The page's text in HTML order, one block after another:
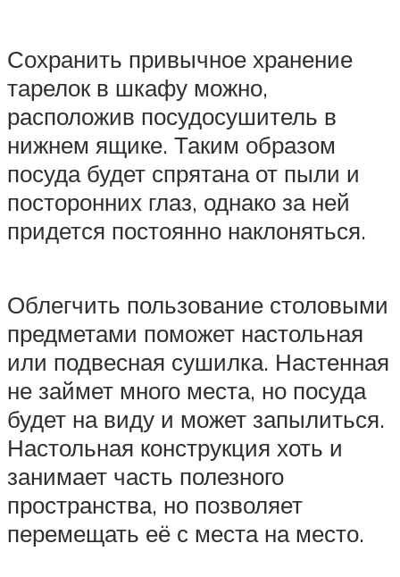
Сохранить привычное хранение
тарелок в шкафу можно,
расположив посудосушитель в
нижнем ящике. Таким образом
посуда будет спрятана от пыли и
посторонних глаз, однако за ней
придется постоянно наклоняться.
Облегчить пользование столовыми
предметами поможет настольная
или подвесная сушилка. Настенная
не займет много места, но посуда
будет на виду и может запылиться.
Настольная конструкция хоть и
занимает часть полезного
пространства, но позволяет
перемещать её с места на место.